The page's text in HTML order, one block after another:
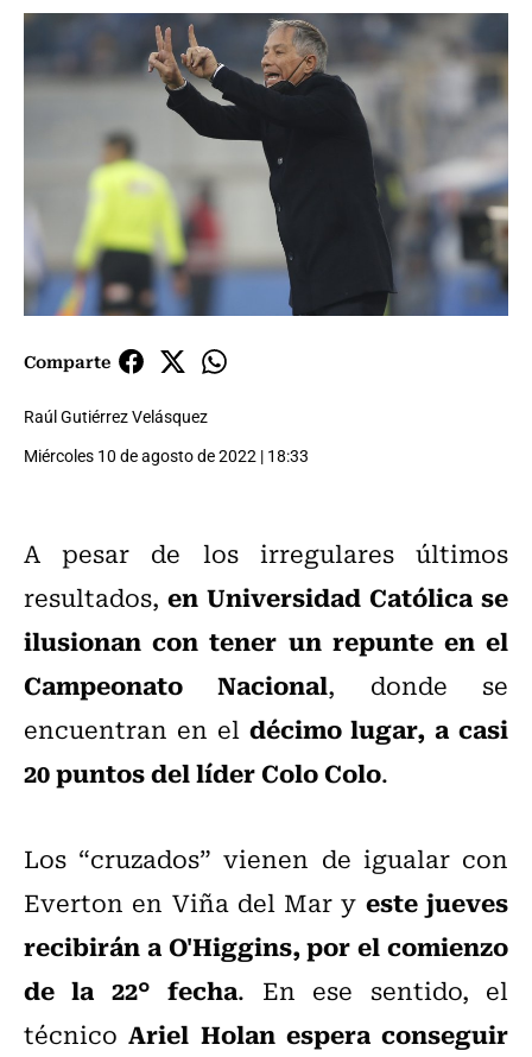
Comparte
Raúl Gutiérrez Velásquez
Miércoles 10 de agosto de 2022 | 18:33
A pesar de los irregulares últimos
resultados, en Universidad Católica se
ilusionan con tener un repunte en el
Campeonato Nacional, donde se
encuentran en el décimo lugar, a casi
20 puntos del líder Colo Colo.
Los “cruzados” vienen de igualar con
Everton en Viña del Mar y este jueves
recibirán a O'Higgins, por el comienzo
de la 22° fecha. En ese sentido, el
técnicoAriel Holan espera conseguir